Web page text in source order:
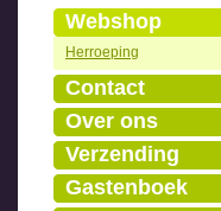
Webshop
Herroeping
Contact
Over ons
Verzending
Gastenboek